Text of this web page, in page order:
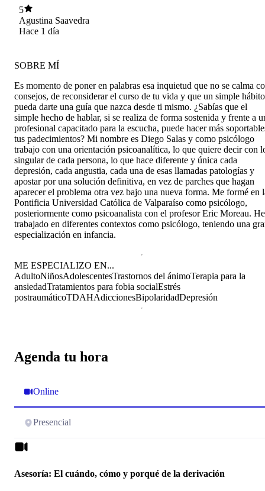
5
Agustina Saavedra
Hace 1 día
Agenda tu hora
Online
Presencial
Asesoría: El cuándo, cómo y porqué de la derivación
SOBRE MÍ
Es momento de poner en palabras esa inquietud que no se calma
consejos, de reconsiderar el curso de tu vida y que un simple hábito
pueda darte una guía que nazca desde ti mismo. ¿Sabías que el
simple hecho de hablar, si se realiza de forma sostenida y frente a
profesional capacitado para la escucha, puede hacer más
tus padecimientos? Mi nombre es Diego Salas y como psicólogo
trabajo con una orientación psicoanalítica, lo que quiere decir con
singular de cada persona, lo que hace diferente y única cada
depresión, cada angustia, cada una de esas llamadas patologías y
apostar por una solución definitiva, en vez de parches que hagan
aparecer el problema otra vez bajo una nueva forma. Me formé en
Pontificia Universidad Católica de Valparaíso como psicólogo,
posteriormente como psicoanalista con el profesor Eric Moreau. He
trabajado en diferentes contextos como psicólogo, teniendo una
especialización en infancia.
ME ESPECIALIZO EN...
AdultoNiñosAdolescentesTrastornos del ánimoTerapia para la
ansiedadTratamientos para fobia socialEstrés
postraumáticoTDAHAdiccionesBipolaridadDepresión